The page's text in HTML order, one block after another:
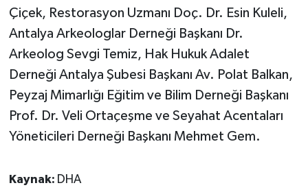
Çiçek, Restorasyon Uzmanı Doç. Dr. Esin Kuleli,
Antalya Arkeologlar Derneği Başkanı Dr.
Arkeolog Sevgi Temiz, Hak Hukuk Adalet
Derneği Antalya Şubesi Başkanı Av. Polat Balkan,
Peyzaj Mimarlığı Eğitim ve Bilim Derneği Başkanı
Prof. Dr. Veli Ortaçeşme ve Seyahat Acentaları
Yöneticileri Derneği Başkanı Mehmet Gem.
Kaynak: DHA